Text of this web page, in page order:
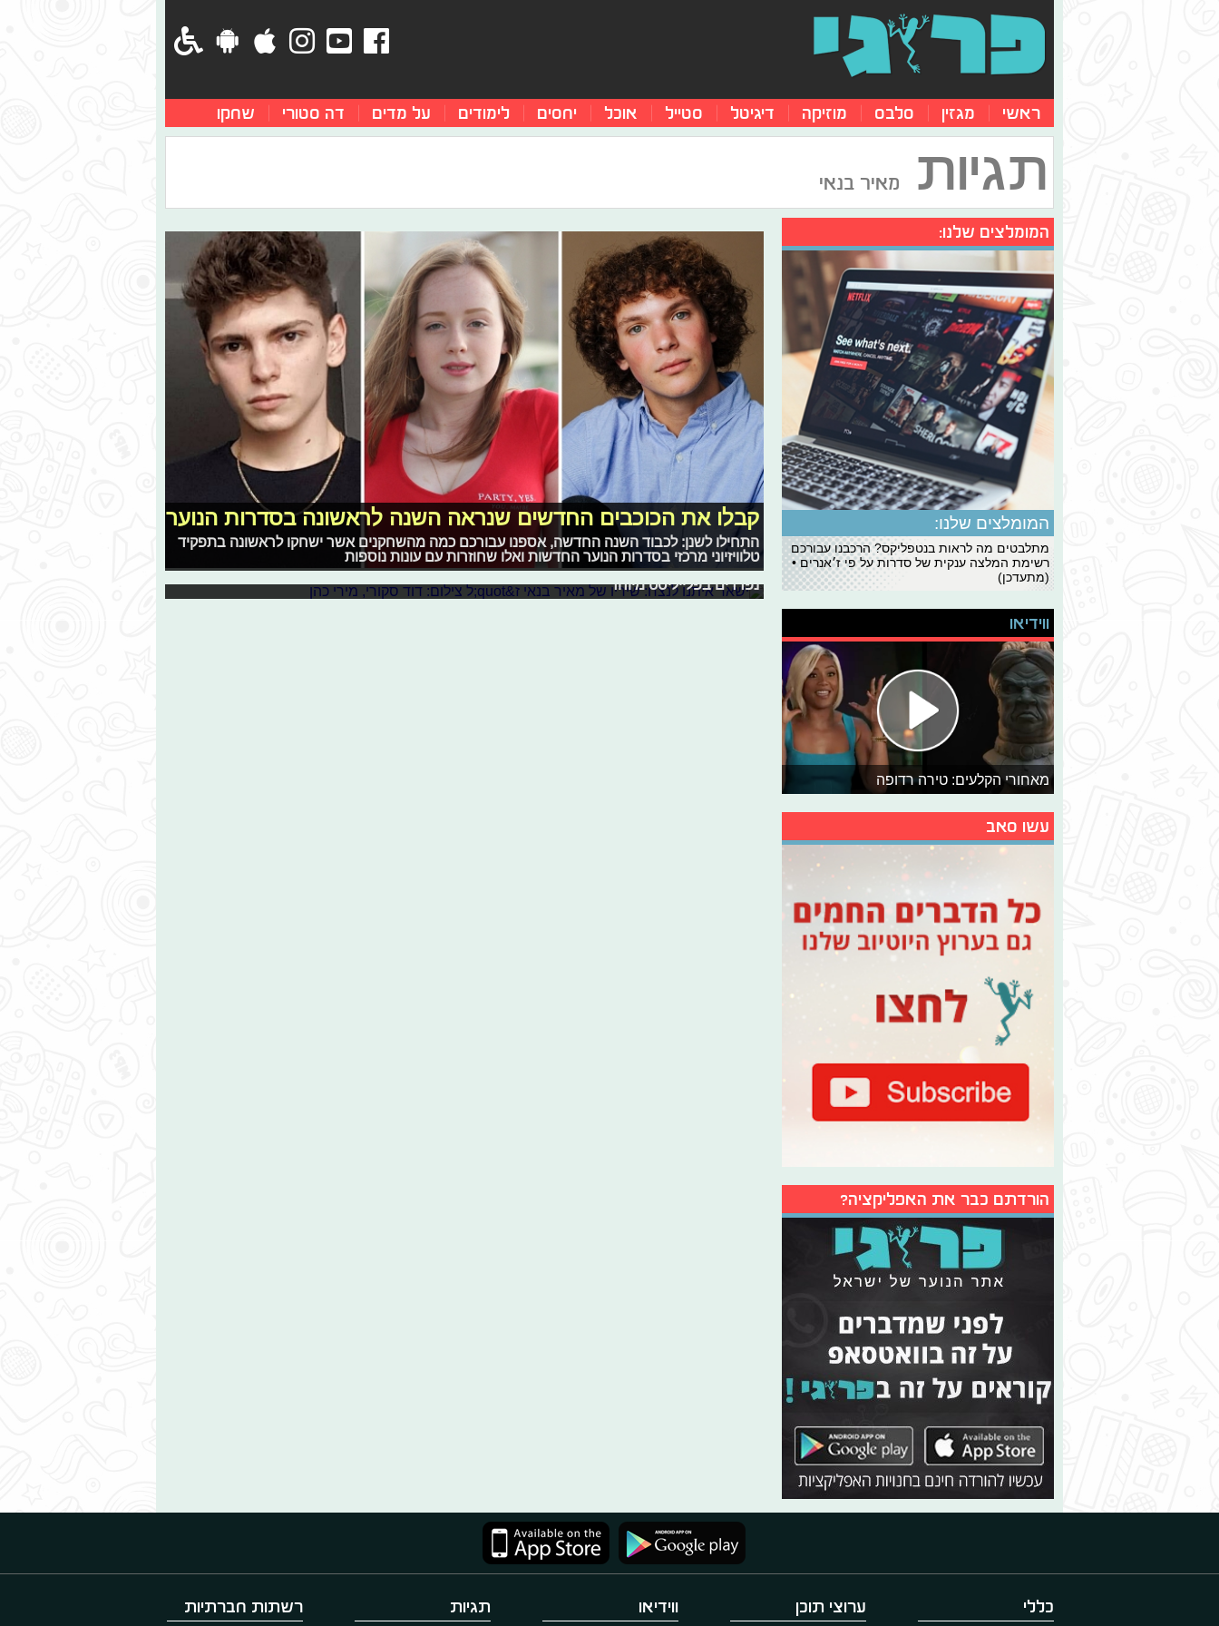
ראשי מגזין סלבס מוזיקה דיגיטל סטייל אוכל יחסים לימודים על מדים דה סטורי שחקו
תגיות מאיר בנאי
קבלו את הכוכבים החדשים שנראה השנה לראשונה בסדרות הנוער
התחילו לשנן: לכבוד השנה החדשה, אספנו עבורכם כמה מהשחקנים אשר ישחקו לראשונה בתפקיד
טלוויזיוני מרכזי בסדרות הנוער החדשות ואלו שחוזרות עם עונות נוספות
ישאר איתנו לנצח: שיריו של מאיר בנאי ז"ל
הערב (ה'), הלך לעולמו הזמר המוערך והאהוב מאיר בנאי, אחיה של אורנה בנאי, לאחר מאבק
ממושך במחלת הסרטן. בנאי השאיר אחריו חותם ענק במוזיקה הישראלית שישאר איתנו לנצח.
נפרדים בפלייליסט מיוחד
המומלצים שלנו:
המומלצים שלנו:
מתלבטים מה לראות בנטפליקס? הרכבנו עבורכם
רשימת המלצה ענקית של סדרות על פי ז׳אנרים •
(מתעדכן)
ווידיאו
מאחורי הקלעים: טירה רדופה
עשו סאב
הורדתם כבר את האפליקציה?
כללי ערוצי תוכן ווידיאו תגיות רשתות חברתיות